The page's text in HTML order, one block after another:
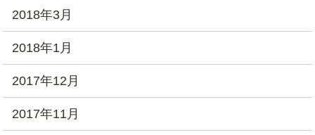
2018年3月
2018年1月
2017年12月
2017年11月